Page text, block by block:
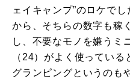
ェイキャンプ”のロケで
から、そちらの数字も稼
し、不要なモノを嫌うミ
（24）がよく使ってい
グランピングというのも